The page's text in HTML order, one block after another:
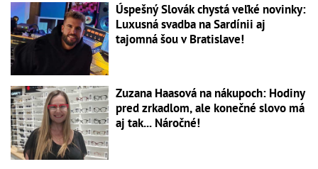
Úspešný Slovák chystá veľké novinky:
Luxusná svadba na Sardínii aj
tajomná šou v Bratislave!
Zuzana Haasová na nákupoch: Hodiny
pred zrkadlom, ale konečné slovo má
aj tak... Náročné!